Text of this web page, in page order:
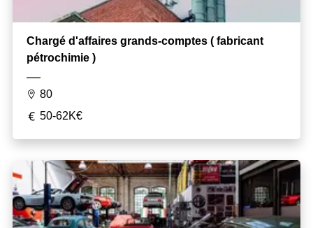
Chargé d'affaires grands-comptes ( fabricant
pétrochimie )
80
50-62K€